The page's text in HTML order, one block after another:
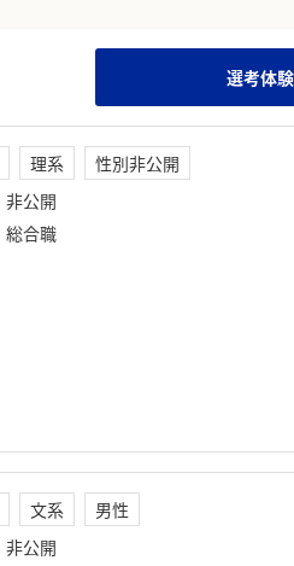
選考体
理系
性別非公開
非公開
総合職
文系
男性
非公開